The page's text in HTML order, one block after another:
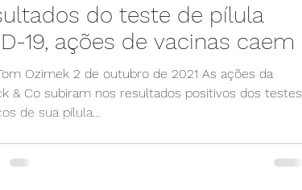
do teste de pílula
19, ações de vacinas caem
Ozimek 2 de outubro de 2021 As ações da
& Co subiram nos resultados positivos dos testes
de sua pílula...